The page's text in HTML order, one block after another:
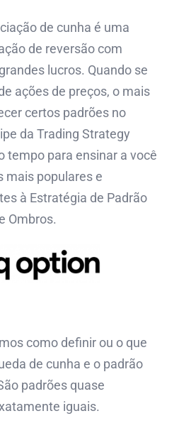
de cunha é uma
de reversão com
lucros. Quando se
ações de preços, o mais
certos padrões no
da Trading Strategy
tempo para ensinar a você
mais populares e
à Estratégia de Padrão
Ombros.
como definir ou o que
de cunha e o padrão
padrões quase
iguais.